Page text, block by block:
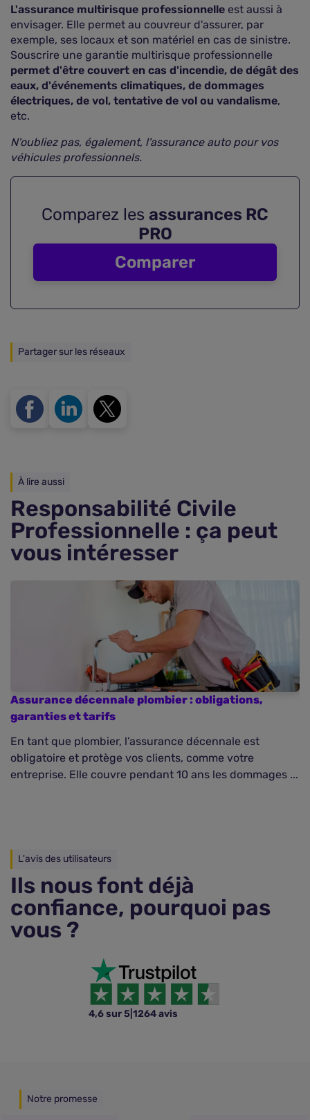
L'assurance multirisque professionnelle est aussi à
envisager. Elle permet au couvreur d'assurer, par
exemple, ses locaux et son matériel en cas de sinistre.
Souscrire une garantie multirisque professionnelle
permet d'être couvert en cas d'incendie, de dégât des
eaux, d'événements climatiques, de dommages
électriques, de vol, tentative de vol ou vandalisme,
etc.
N'oubliez pas, également, l'assurance auto pour vos
véhicules professionnels.
Comparez les assurances RC
PRO
Comparer
Partager sur les réseaux
À lire aussi
Responsabilité Civile
Professionnelle : ça peut
vous intéresser
Assurance décennale plombier : obligations,
garanties et tarifs
En tant que plombier, l’assurance décennale est
obligatoire et protège vos clients, comme votre
entreprise. Elle couvre pendant 10 ans les dommages ...
L'avis des utilisateurs
Ils nous font déjà
confiance, pourquoi pas
vous ?
4,6 sur 5 1264 avis
Notre promesse